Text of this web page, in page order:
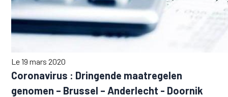
Le 19 mars 2020
Coronavirus : Dringende maatregelen
genomen – Brussel – Anderlecht - Doornik